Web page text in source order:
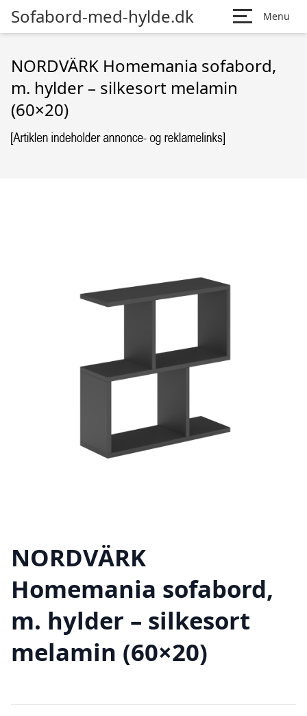
Sofabord-med-hylde.dk Menu
NORDVÄRK Homemania sofabord,
m. hylder – silkesort melamin
(60×20)
NORDVÄRK
Homemania sofabord,
m. hylder – silkesort
melamin (60×20)